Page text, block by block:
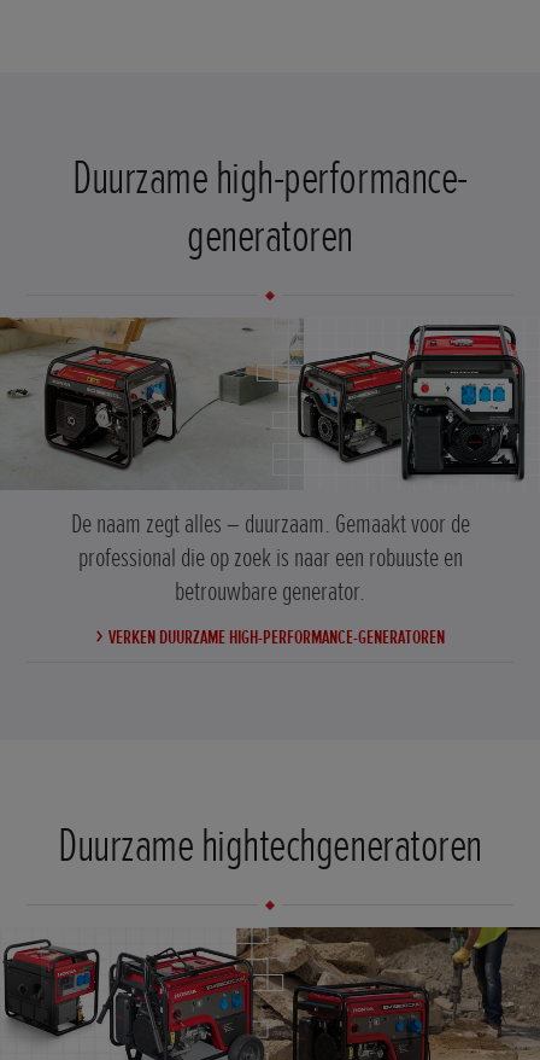
Duurzame high-performance-
generatoren
De naam zegt alles – duurzaam. Gemaakt voor de
professional die op zoek is naar een robuuste en
betrouwbare generator.
VERKEN DUURZAME HIGH-PERFORMANCE-GENERATOREN
Duurzame hightechgeneratoren